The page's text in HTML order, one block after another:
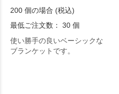
200 個の場合 (税込)
最低ご注文数： 30 個
使い勝手の良いベーシックな
ブランケットです。